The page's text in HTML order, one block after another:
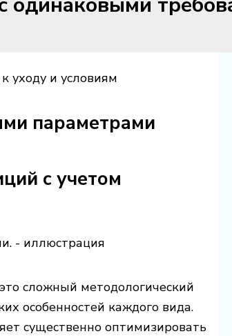
уходу и условиям
параметрами
с учетом
сложный методологический
особенностей каждого вида.
существенно оптимизировать